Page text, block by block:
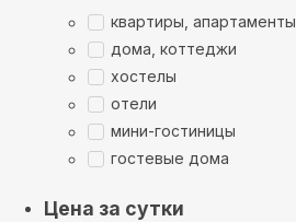
квартиры, апартаменты
дома, коттеджи
хостелы
отели
мини-гостиницы
гостевые дома
Цена за сутки